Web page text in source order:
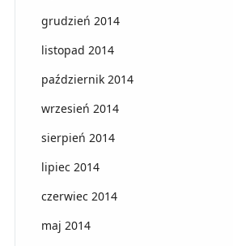
grudzień 2014
listopad 2014
październik 2014
wrzesień 2014
sierpień 2014
lipiec 2014
czerwiec 2014
maj 2014